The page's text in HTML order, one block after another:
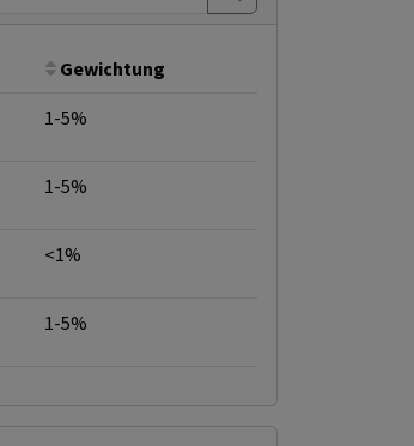
Gewichtung
1-5%
1-5%
<1%
1-5%